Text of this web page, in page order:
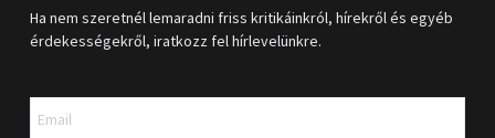
Ha nem szeretnél lemaradni friss kritikáinkról, hírekről és egyéb
érdekességekről, iratkozz fel hírlevelünkre.